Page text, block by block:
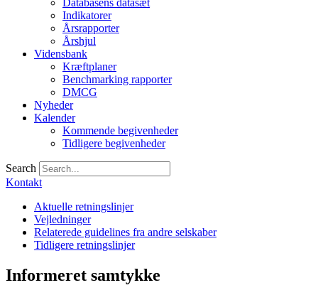
Databasens datasæt
Indikatorer
Årsrapporter
Årshjul
Vidensbank
Kræftplaner
Benchmarking rapporter
DMCG
Nyheder
Kalender
Kommende begivenheder
Tidligere begivenheder
Search
Kontakt
Aktuelle retningslinjer
Vejledninger
Relaterede guidelines fra andre selskaber
Tidligere retningslinjer
Informeret samtykke